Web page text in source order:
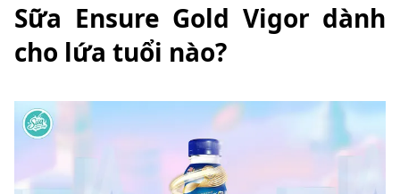
Sữa Ensure Gold Vigor dành
cho lứa tuổi nào?